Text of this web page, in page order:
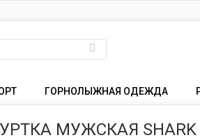
ГОРНОЛЫЖНАЯ ОДЕЖДА
МУЖСКАЯ SHARK